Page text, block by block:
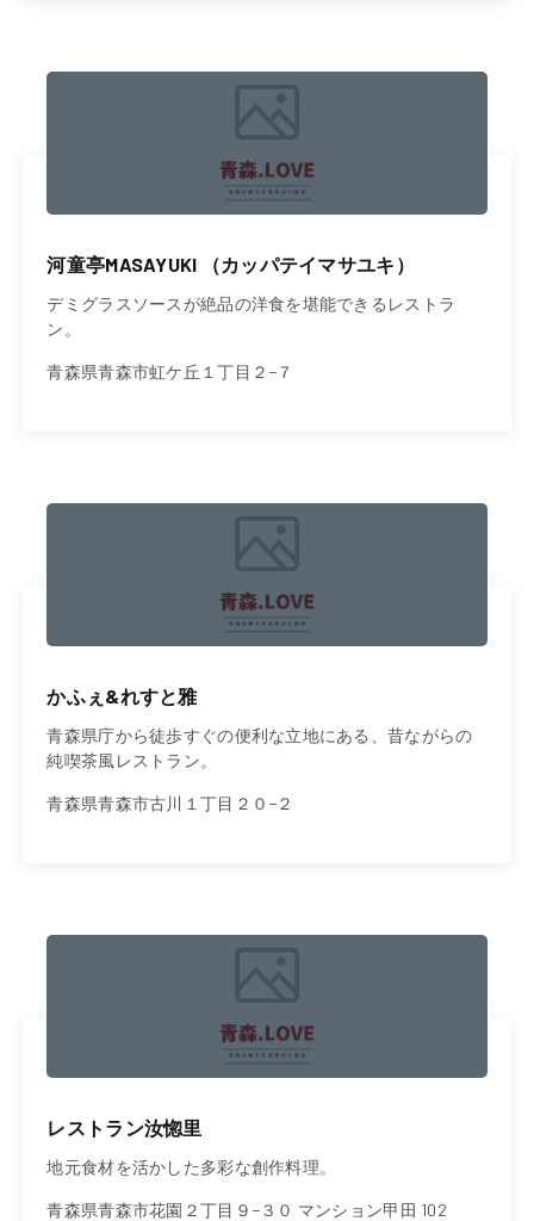
河童亭MASAYUKI （カッパテイマサユキ）
デミグラスソースが絶品の洋食を堪能できるレストラ
ン。
青森県青森市虹ケ丘１丁目２−７
かふぇ&れすと雅
青森県庁から徒歩すぐの便利な立地にある、昔ながらの
純喫茶風レストラン。
青森県青森市古川１丁目２０−２
レストラン汝惚里
地元食材を活かした多彩な創作料理。
青森県青森市花園２丁目９−３０ マンション甲田 102